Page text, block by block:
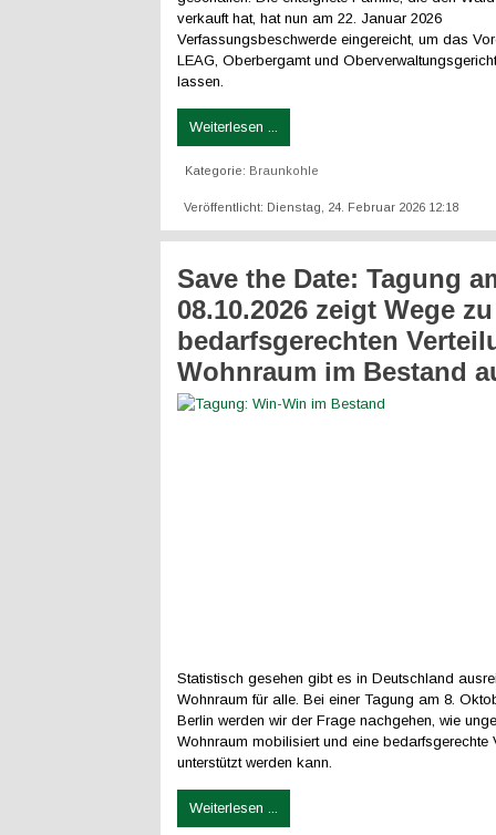
verkauft hat, hat nun am 22. Januar 2026
Verfassungsbeschwerde eingereicht, um das
LEAG, Oberbergamt und
lassen.
Weiterlesen ...
Kategorie: Braunkohle
Veröffentlicht: Dienstag, 24. Februar 2026 12:18
Save the Date: Tagung
08.10.2026 zeigt Wege
bedarfsgerechten
Wohnraum im Bestand
Statistisch gesehen gibt es in Deutschland
Wohnraum für alle. Bei einer Tagung am 8.
Berlin werden wir der Frage nachgehen, wie
Wohnraum mobilisiert und eine bedarfsgerechte
unterstützt werden kann.
Weiterlesen ...